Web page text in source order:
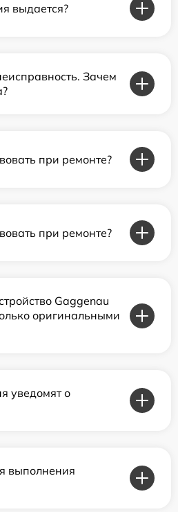
выдается?
Зачем
при ремонте?
при ремонте?
Gaggenau
оригинальными
уведомят о
выполнения